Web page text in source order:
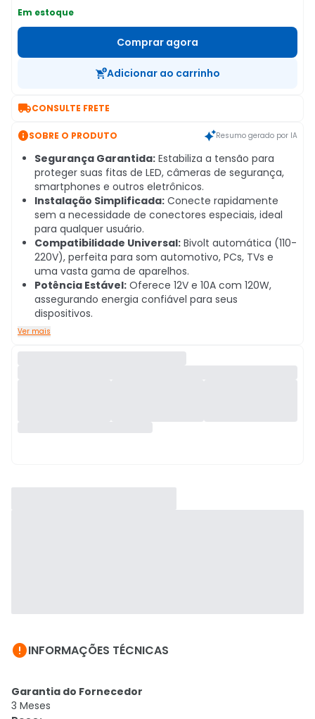
Em estoque
Comprar agora
Adicionar ao carrinho
CONSULTE FRETE
SOBRE O PRODUTO Resumo gerado por IA
Segurança Garantida: Estabiliza a tensão para
proteger suas fitas de LED, câmeras de segurança,
smartphones e outros eletrônicos.
Instalação Simplificada: Conecte rapidamente
sem a necessidade de conectores especiais, ideal
para qualquer usuário.
Compatibilidade Universal: Bivolt automática (110-
220V), perfeita para som automotivo, PCs, TVs e
uma vasta gama de aparelhos.
Potência Estável: Oferece 12V e 10A com 120W,
assegurando energia confiável para seus
dispositivos.
Ver mais
INFORMAÇÕES TÉCNICAS
Garantia do Fornecedor
3 Meses